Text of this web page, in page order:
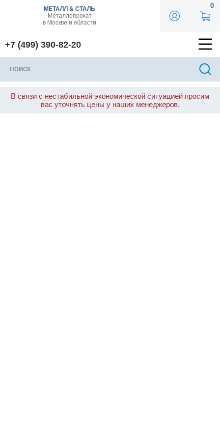
МЕТАЛЛ & СТАЛЬ
Металлопрокат
в Москве и области
+7 (499) 390-82-20
0
В связи с нестабильной экономической ситуацией просим
вас уточнять цены у наших менеджеров.